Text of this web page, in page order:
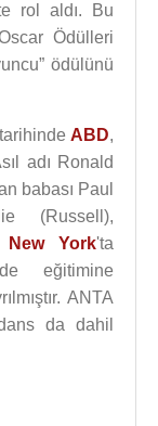
rol aldı. Bu
Ödülleri
ödülünü
ABD,
adı Ronald
babası Paul
(Russell),
New York'ta
eğitimine
ANTA
da dahil